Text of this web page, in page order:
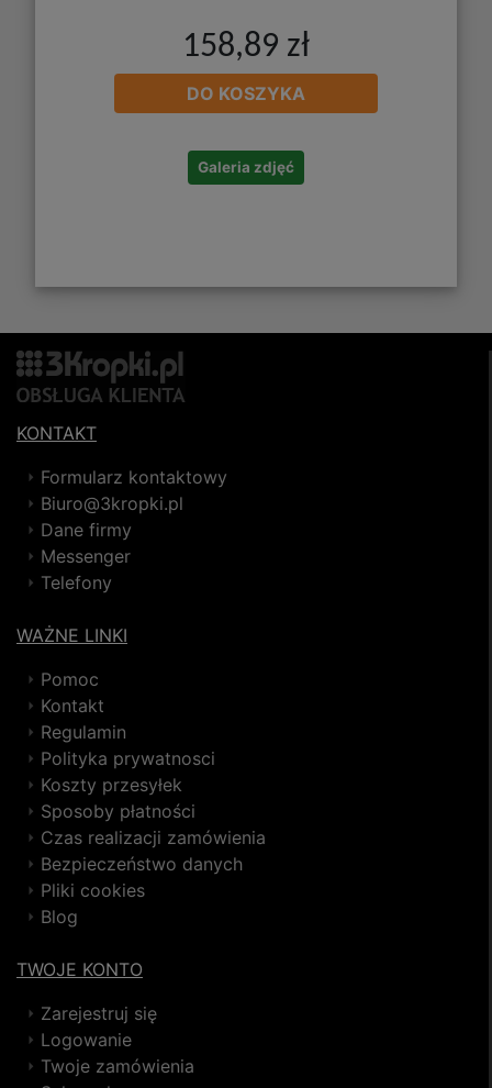
158,89 zł
DO KOSZYKA
Galeria zdjęć
KONTAKT
Formularz kontaktowy
Biuro@3kropki.pl
Dane firmy
Messenger
Telefony
WAŻNE LINKI
Pomoc
Kontakt
Regulamin
Polityka prywatnosci
Koszty przesyłek
Sposoby płatności
Czas realizacji zamówienia
Bezpieczeństwo danych
Pliki cookies
Blog
TWOJE KONTO
Zarejestruj się
Logowanie
Twoje zamówienia